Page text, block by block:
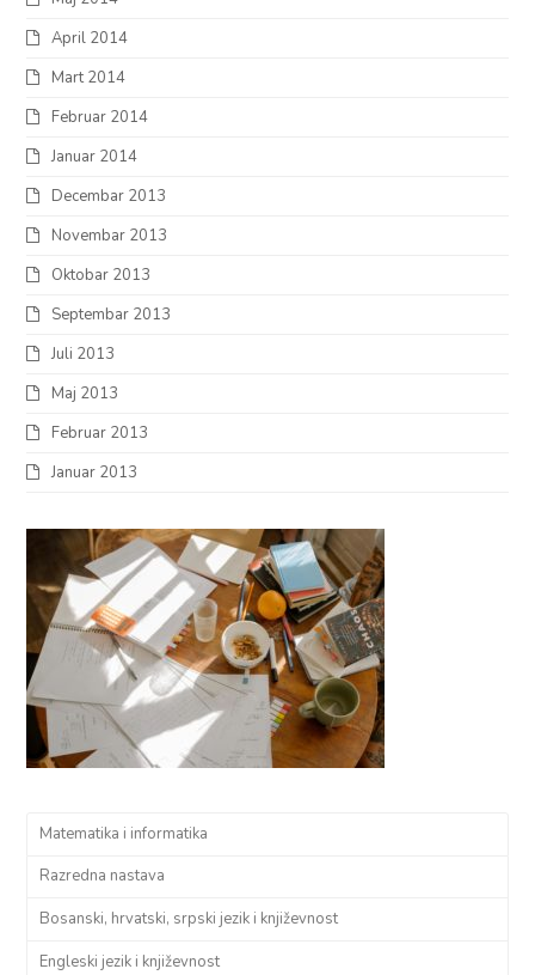
April 2014
Mart 2014
Februar 2014
Januar 2014
Decembar 2013
Novembar 2013
Oktobar 2013
Septembar 2013
Juli 2013
Maj 2013
Februar 2013
Januar 2013
Matematika i informatika
Razredna nastava
Bosanski, hrvatski, srpski jezik i književnost
Engleski jezik i književnost